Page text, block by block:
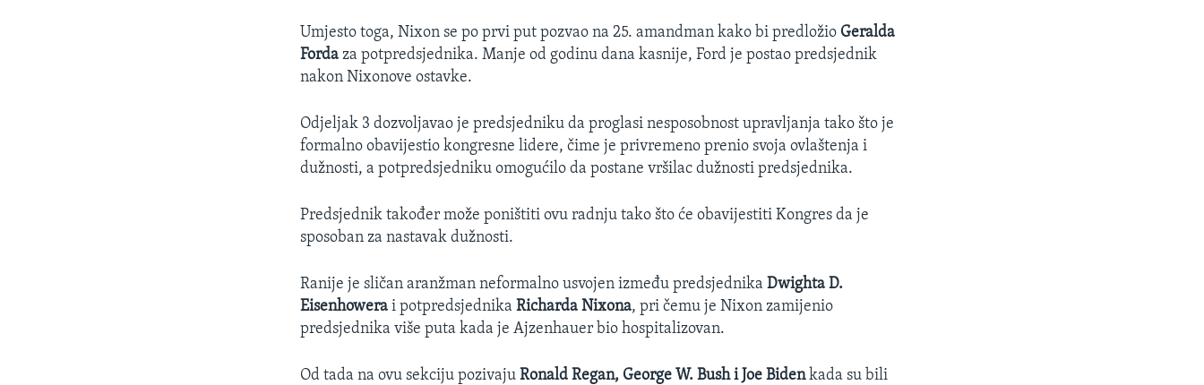
Umjesto toga, Nixon se po prvi put pozvao na 25. amandman kako bi predložio Geralda
Forda za potpredsjednika. Manje od godinu dana kasnije, Ford je postao predsjednik
nakon Nixonove ostavke.
Odjeljak 3 dozvoljavao je predsjedniku da proglasi nesposobnost upravljanja tako što je
formalno obavijestio kongresne lidere, čime je privremeno prenio svoja ovlaštenja i
dužnosti, a potpredsjedniku omogućilo da postane vršilac dužnosti predsjednika.
Predsjednik također može poništiti ovu radnju tako što će obavijestiti Kongres da je
sposoban za nastavak dužnosti.
Ranije je sličan aranžman neformalno usvojen između predsjednikaDwighta D.
Eisenhowera i potpredsjednikaRicharda Nixona, pri čemu je Nixon zamijenio
predsjednika više puta kada je Ajzenhauer bio hospitalizovan.
Od tada na ovu sekciju pozivajuRonald Regan, George W. Bush i Joe Bidenkada su bili